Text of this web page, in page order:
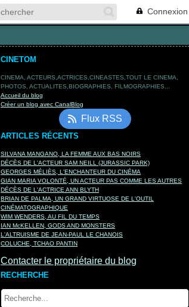
Connexion
CINETOM
CINEMA, ACTEURS,ACTRICES,CINEASTES,TOUT LE CINEMA,
PHOTOS, ACTUALITES,BIOGRAPHIES, FILMOGRAPHIES...
Accueil du blog
Créer un blog avec CanalBlog
Flux RSS
ARTICLES RÉCENTS
SILVANA MANGANO, LA FEMME AUX BAS NOIRS
DÉCÈS DE L'ACTEUR SAM NEILL (JURASSIC PARK)
GEORGES MÉLIÈS, L'ENCHANTEUR DU CINÉMA
GIAN MARIA VOLONTÉ, UN ACTEUR PAS COMME LES AUTRES
DÉCÈS DE L'ACTRICE ANN BLYTH
BRIAN DE PALMA, UN GRAND VIRTUOSE DE L'OUTIL
CINÉMATOGRAPHIQUE
WIM WENDERS, AU FIL DU TEMPS
IAN McKELLEN, GODS AND MONSTERS
L'ALTRUISME DE JEAN-PAUL LE CHANOIS
COLUCHE, TCHAO PANTIN
Contacter le propriétaire du blog
RECHERCHE